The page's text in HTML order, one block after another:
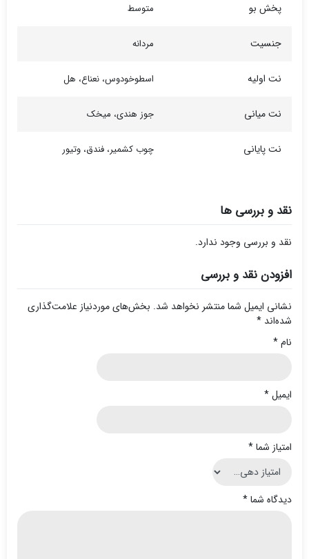
پخش بو متوسط
جنسیت مردانه
نت اولیه اسطوخودوس، نعناع، هل
نت میانی جوز هندی، میخک
نت پایانی چوب کشمیر، فندق، وتیور
نقد و بررسی ها
نقد و بررسی وجود ندارد.
افزودن نقد و بررسی
نشانی ایمیل شما منتشر نخواهد شد. بخش‌های موردنیاز علامت‌گذاری
شده‌اند *
نام*
ایمیل*
امتیاز شما*
دیدگاه شما*